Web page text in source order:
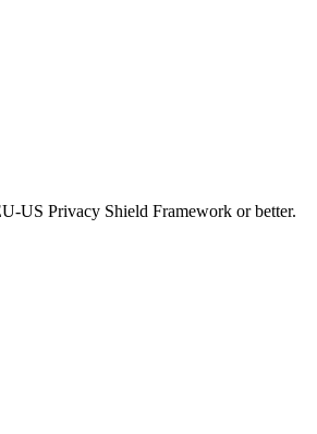
US Privacy Shield Framework or better.